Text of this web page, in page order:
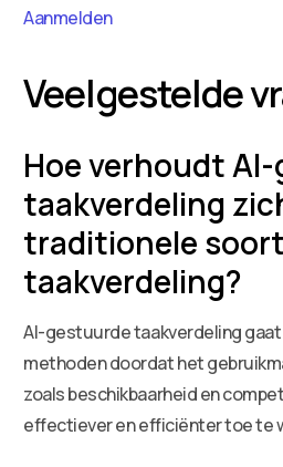
Aanmelden
Veelgestelde
Hoe verhoudt
taakverdeling
traditionele
taakverdeling?
AI-gestuurde taakverdeling
methoden doordat het
zoals beschikbaarheid en
effectiever en efficiënter toe te